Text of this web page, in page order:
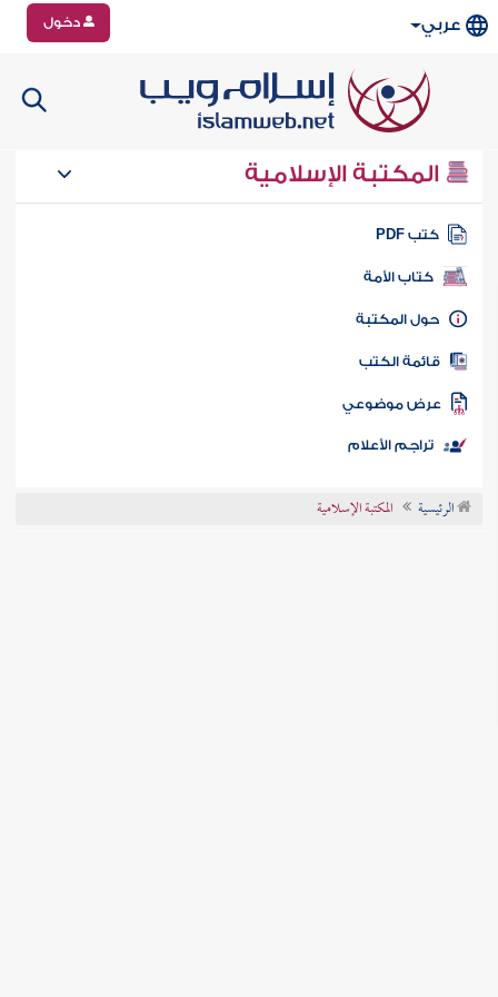
عربي دخول
المكتبة الإسلامية
كتب PDF
كتاب الأمة
المكتبة
الكتب
موضوعي
تراجم الأعلام
الرئيسية المكتبة الإسلامية